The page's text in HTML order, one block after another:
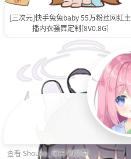
[三次元]快手兔兔baby 55万粉丝网红主
播内衣骚舞定制[8V0.8G]
查看 Shouko_硝子 的文章